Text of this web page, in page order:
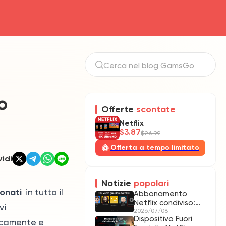
in tutto il
e
Offerte scontate
Netflix
$3.87$26.99
Offerta a tempo limitato
Notizie popolari
Abbonamento
Netflix condiviso:
come funziona nel
2026
2026/07/08
Dispositivo Fuori